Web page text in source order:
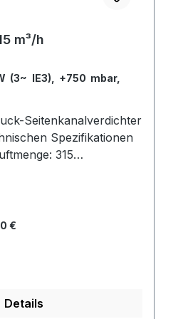
m³/h
(3~ IE3), +750 mbar,
Seitenkanalverdichter
Spezifikationen
315
} Modell
effizienz-klasse
Druck-betriebmax.
190-210 YY
€
Details